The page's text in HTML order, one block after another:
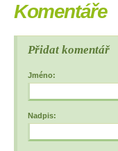
Komentáře
Přidat komentář
Jméno:
Nadpis: